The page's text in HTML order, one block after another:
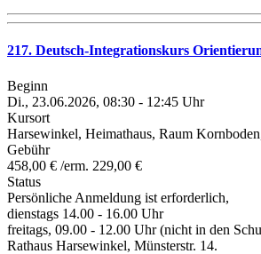
217. Deutsch-Integrationskurs
Beginn
Di., 23.06.2026, 08:30 - 12:45 Uhr
Kursort
Harsewinkel, Heimathaus, Raum
Gebühr
458,00 € /erm. 229,00 €
Status
Persönliche Anmeldung ist erforderlich,
dienstags 14.00 - 16.00 Uhr
freitags, 09.00 - 12.00 Uhr (nicht in den
Rathaus Harsewinkel, Münsterstr. 14.